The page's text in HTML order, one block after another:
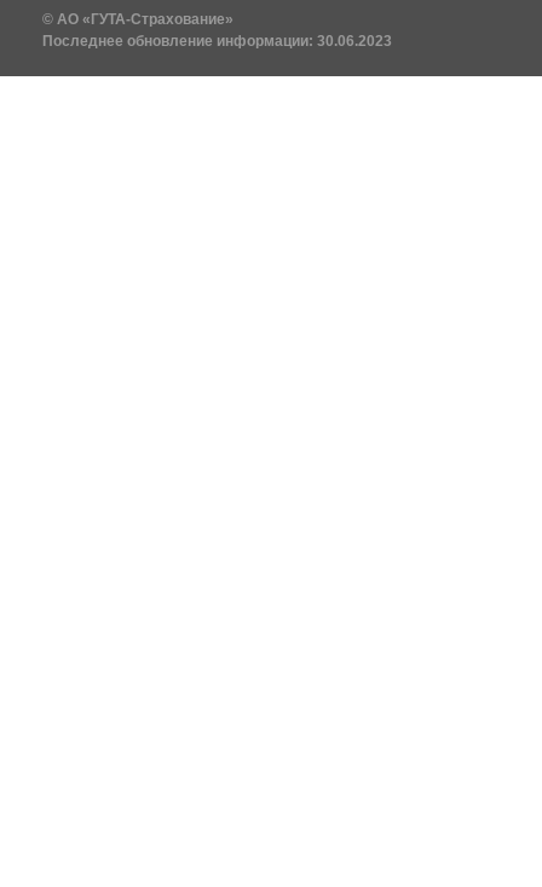
© АО «ГУТА-Страхование»
Последнее обновление информации: 30.06.2023